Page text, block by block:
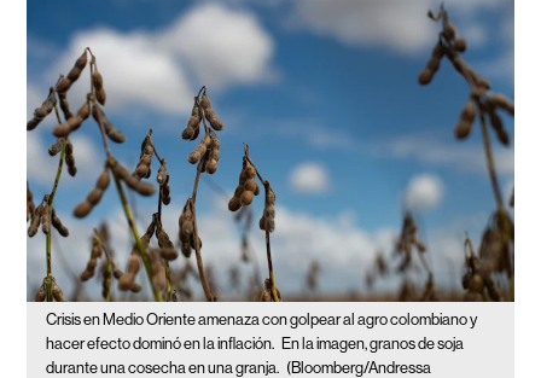
Crisis en Medio Oriente amenaza con golpear al agro colombiano y
hacer efecto dominó en la inflación. En la imagen, granos de soja
durante una cosecha en una granja. (Bloomberg/Andressa